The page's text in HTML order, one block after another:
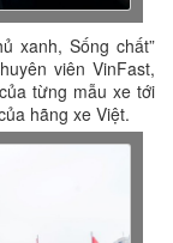
xanh, Sống chất”
viên VinFast,
từng mẫu xe tới
hãng xe Việt.